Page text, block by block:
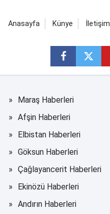
Anasayfa Künye İletişim
Maraş Haberleri
Afşin Haberleri
Elbistan Haberleri
Göksun Haberleri
Çağlayancerit Haberleri
Ekinözü Haberleri
Andırın Haberleri